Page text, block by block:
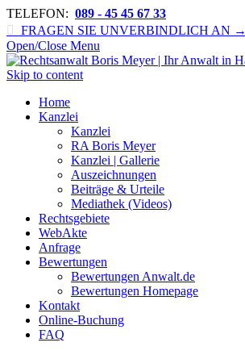
TELEFON: 089 - 45 45 67 33

FRAGEN SIE UNVERBINDLICH AN →
Open/Close Menu
Skip to content
Home
Kanzlei
Kanzlei
RA Boris Meyer
Kanzlei | Gallerie
Auszeichnungen
Beiträge & Urteile
Mediathek (Videos)
Rechtsgebiete
WebAkte
Anfrage
Bewertungen
Bewertungen Anwalt.de
Bewertungen Homepage
Kontakt
Online-Buchung
FAQ